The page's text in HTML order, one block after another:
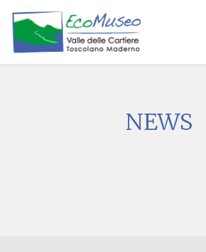
NEWS